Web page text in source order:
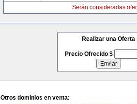
Serán consideradas
Realizar una Oferta
Precio Ofrecido $
Otros dominios en venta: